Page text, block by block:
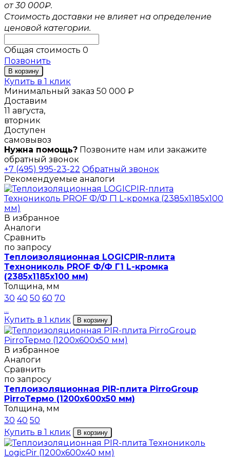
от 30 000₽.
Стоимость доставки не влияет на определение
ценовой категории.
Общая стоимость 0
Позвонить
В корзину
Купить в 1 клик
Минимальный заказ 50 000 ₽
Доставим
11 августа,
вторник
Доступен
самовывоз
Нужна помощь? Позвоните нам или закажите
обратный звонок
+7 (495) 995-23-22 Обратный звонок
Рекомендуемые аналоги
В избранное
Аналоги
Сравнить
по запросу
Теплоизоляционная LOGICPIR-плита
Технониколь PROF Ф/Ф Г1 L-кромка
(2385х1185х100 мм)
Толщина, мм
30 40 50 60 70
...
Купить в 1 клик
В корзину
В избранное
Аналоги
Сравнить
по запросу
Теплоизоляционная PIR-плита PirroGroup
PirroТермо (1200х600х50 мм)
Толщина, мм
30 40 50
Купить в 1 клик
В корзину